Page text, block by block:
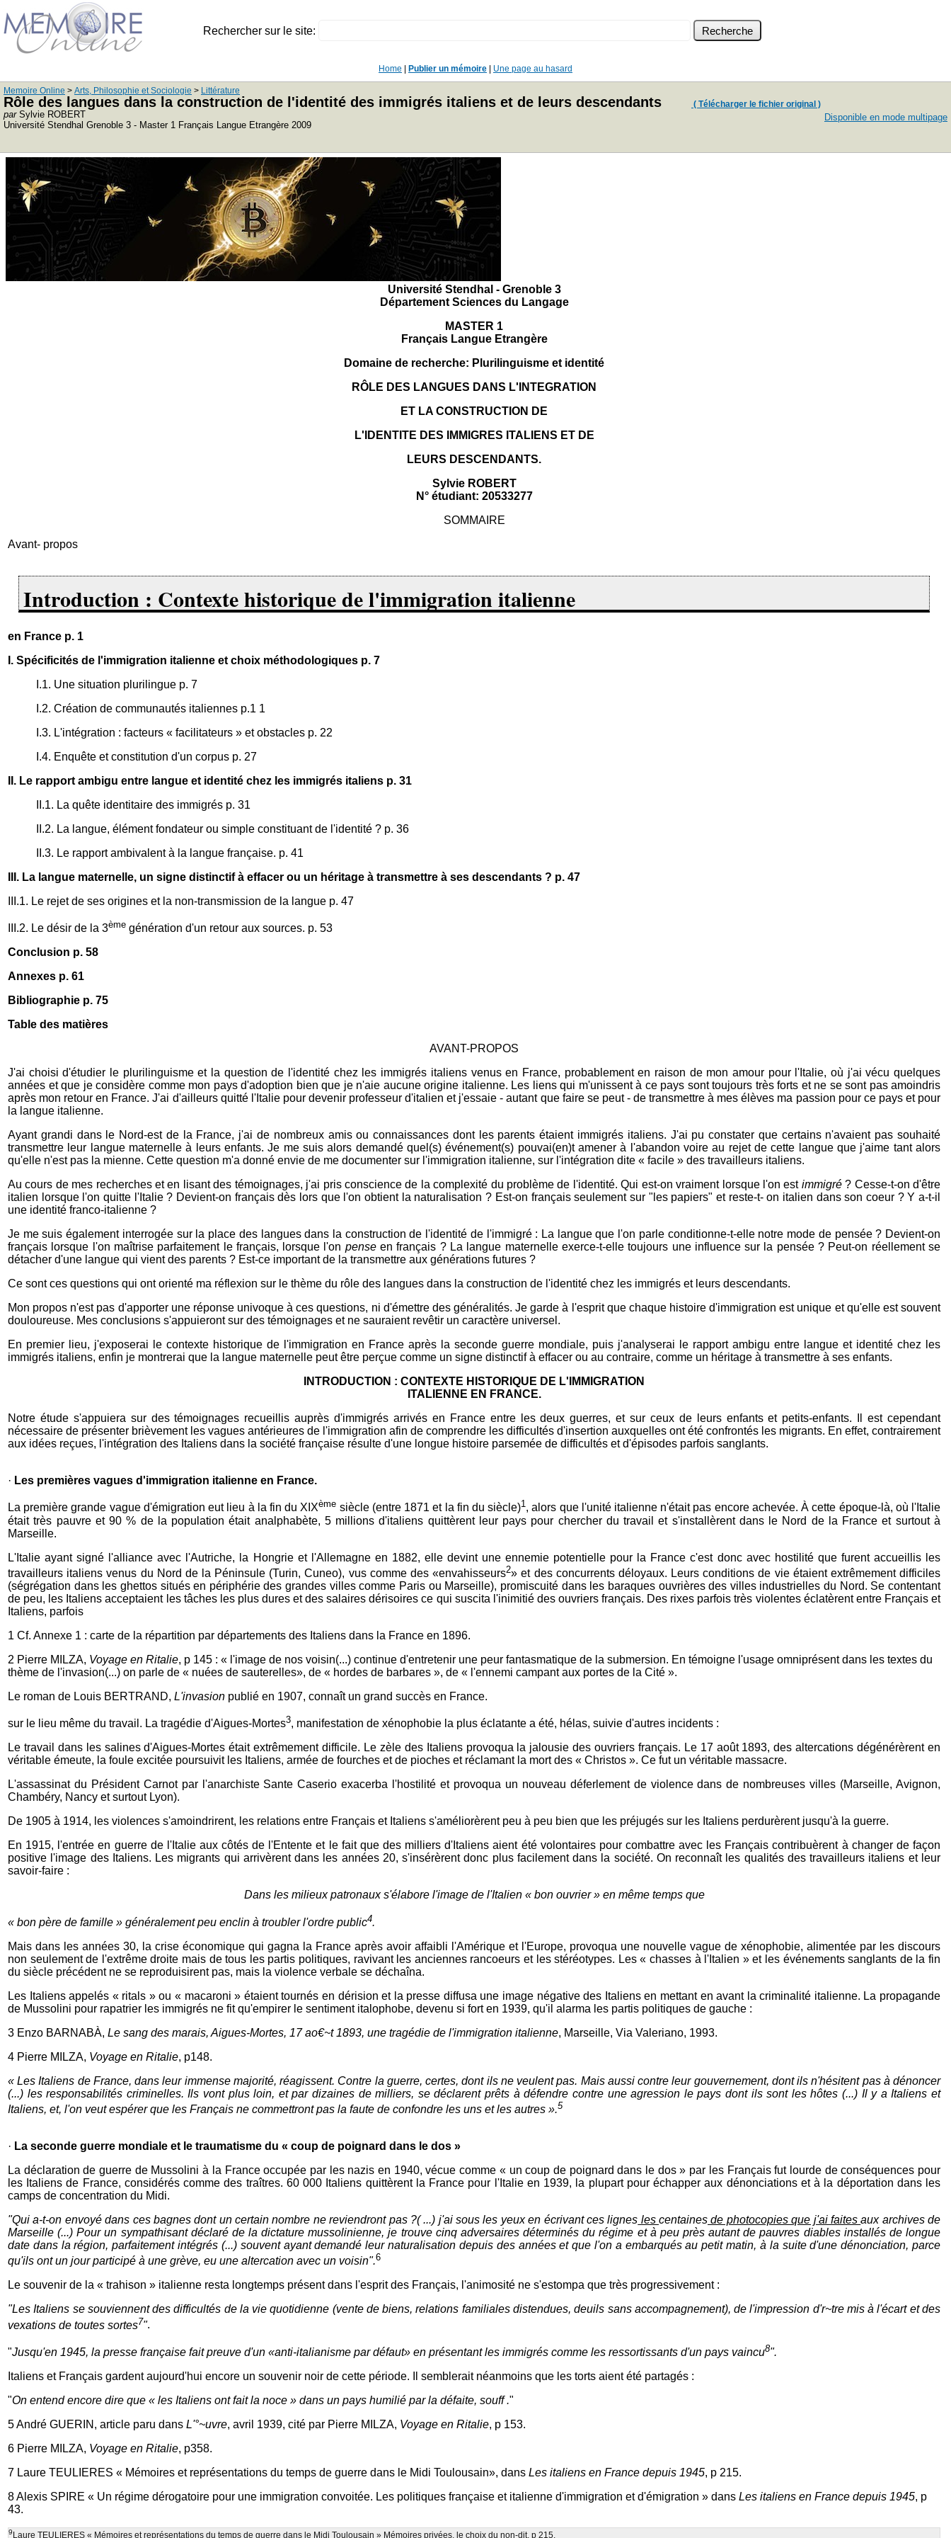
Rechercher sur le site:
Home Publier un mémoire Une page au hasard
Memoire Online > Arts, Philosophie et Sociologie > Littérature
Rôle des langues dans la construction de l'identité des immigrés italiens et de leurs descendants ( Télécharger le fichier original )
parSylvie ROBERT
Université Stendhal Grenoble 3 - Master 1 Français Langue Etrangère 2009
Disponible en mode multipage
Université Stendhal - Grenoble 3
Département Sciences du Langage
MASTER 1
Français Langue Etrangère
Domaine de recherche: Plurilinguisme et identité
RÔLE DES LANGUES DANS L'INTEGRATION
ET LA CONSTRUCTION DE
L'IDENTITE DES IMMIGRES ITALIENS ET DE
LEURS DESCENDANTS.
Sylvie ROBERT
N° étudiant: 20533277
SOMMAIRE
Avant- propos
Introduction : Contexte historique de l'immigration italienne
en France p. 1
I. Spécificités de l'immigration italienne et choix méthodologiques p. 7
I.1. Une situation plurilingue p. 7
I.2. Création de communautés italiennes p.1 1
I.3. L'intégration : facteurs « facilitateurs » et obstacles p. 22
I.4. Enquête et constitution d'un corpus p. 27
II. Le rapport ambigu entre langue et identité chez les immigrés italiens p. 31
II.1. La quête identitaire des immigrés p. 31
II.2. La langue, élément fondateur ou simple constituant de l'identité ? p. 36
II.3. Le rapport ambivalent à la langue française. p. 41
III. La langue maternelle, un signe distinctif à effacer ou un héritage à transmettre à ses descendants ? p. 47
III.1. Le rejet de ses origines et la non-transmission de la langue p. 47
III.2. Le désir de la 3ème génération d'un retour aux sources. p. 53
Conclusion p. 58
Annexes p. 61
Bibliographie p. 75
Table des matières
AVANT-PROPOS
J'ai choisi d'étudier le plurilinguisme et la question de l'identité chez les immigrés italiens venus en France, probablement en raison de mon amour pour l'Italie, où j'ai vécu quelques
années et que je considère comme mon pays d'adoption bien que je n'aie aucune origine italienne. Les liens qui m'unissent à ce pays sont toujours très forts et ne se sont pas amoindris
après mon retour en France. J'ai d'ailleurs quitté l'Italie pour devenir professeur d'italien et j'essaie - autant que faire se peut - de transmettre à mes élèves ma passion pour ce pays et pour
la langue italienne.
Ayant grandi dans le Nord-est de la France, j'ai de nombreux amis ou connaissances dont les parents étaient immigrés italiens. J'ai pu constater que certains n'avaient pas souhaité
transmettre leur langue maternelle à leurs enfants. Je me suis alors demandé quel(s) événement(s) pouvai(en)t amener à l'abandon voire au rejet de cette langue que j'aime tant alors
qu'elle n'est pas la mienne. Cette question m'a donné envie de me documenter sur l'immigration italienne, sur l'intégration dite « facile » des travailleurs italiens.
Au cours de mes recherches et en lisant des témoignages, j'ai pris conscience de la complexité du problème de l'identité. Qui est-on vraiment lorsque l'on est immigré? Cesse-t-on d'être
italien lorsque l'on quitte l'Italie ? Devient-on français dès lors que l'on obtient la naturalisation ? Est-on français seulement sur "les papiers" et reste-t- on italien dans son coeur ? Y a-t-il
une identité franco-italienne ?
Je me suis également interrogée sur la place des langues dans la construction de l'identité de l'immigré : La langue que l'on parle conditionne-t-elle notre mode de pensée ? Devient-on
français lorsque l'on maîtrise parfaitement le français, lorsque l'on penseen français ? La langue maternelle exerce-t-elle toujours une influence sur la pensée ? Peut-on réellement se
détacher d'une langue qui vient des parents ? Est-ce important de la transmettre aux générations futures ?
Ce sont ces questions qui ont orienté ma réflexion sur le thème du rôle des langues dans la construction de l'identité chez les immigrés et leurs descendants.
Mon propos n'est pas d'apporter une réponse univoque à ces questions, ni d'émettre des généralités. Je garde à l'esprit que chaque histoire d'immigration est unique et qu'elle est souvent
douloureuse. Mes conclusions s'appuieront sur des témoignages et ne sauraient revêtir un caractère universel.
En premier lieu, j'exposerai le contexte historique de l'immigration en France après la seconde guerre mondiale, puis j'analyserai le rapport ambigu entre langue et identité chez les
immigrés italiens, enfin je montrerai que la langue maternelle peut être perçue comme un signe distinctif à effacer ou au contraire, comme un héritage à transmettre à ses enfants.
INTRODUCTION : CONTEXTE HISTORIQUE DE L'IMMIGRATION
ITALIENNE EN FRANCE.
Notre étude s'appuiera sur des témoignages recueillis auprès d'immigrés arrivés en France entre les deux guerres, et sur ceux de leurs enfants et petits-enfants. Il est cependant
nécessaire de présenter brièvement les vagues antérieures de l'immigration afin de comprendre les difficultés d'insertion auxquelles ont été confrontés les migrants. En effet, contrairement
aux idées reçues, l'intégration des Italiens dans la société française résulte d'une longue histoire parsemée de difficultés et d'épisodes parfois sanglants.
· Les premières vagues d'immigration italienne en France.
La première grande vague d'émigration eut lieu à la fin du XIXème siècle (entre 1871 et la fin du siècle)1, alors que l'unité italienne n'était pas encore achevée. À cette époque-là, où l'Italie
était très pauvre et 90 % de la population était analphabète, 5 millions d'italiens quittèrent leur pays pour chercher du travail et s'installèrent dans le Nord de la France et surtout à
Marseille.
L'Italie ayant signé l'alliance avec l'Autriche, la Hongrie et l'Allemagne en 1882, elle devint une ennemie potentielle pour la France c'est donc avec hostilité que furent accueillis les
travailleurs italiens venus du Nord de la Péninsule (Turin, Cuneo), vus comme des «envahisseurs2» et des concurrents déloyaux. Leurs conditions de vie étaient extrêmement difficiles
(ségrégation dans les ghettos situés en périphérie des grandes villes comme Paris ou Marseille), promiscuité dans les baraques ouvrières des villes industrielles du Nord. Se contentant
de peu, les Italiens acceptaient les tâches les plus dures et des salaires dérisoires ce qui suscita l'inimitié des ouvriers français. Des rixes parfois très violentes éclatèrent entre Français et
Italiens, parfois
1 Cf. Annexe 1 : carte de la répartition par départements des Italiens dans la France en 1896.
2 Pierre MILZA, Voyage en Ritalie, p 145 : « l'image de nos voisin(...) continue d'entretenir une peur fantasmatique de la submersion. En témoigne l'usage omniprésent dans les textes du
thème de l'invasion(...) on parle de « nuées de sauterelles», de « hordes de barbares », de « l'ennemi campant aux portes de la Cité ».
Le roman de Louis BERTRAND, L'invasion publié en 1907, connaît un grand succès en France.
sur le lieu même du travail. La tragédie d'Aigues-Mortes3, manifestation de xénophobie la plus éclatante a été, hélas, suivie d'autres incidents :
Le travail dans les salines d'Aigues-Mortes était extrêmement difficile. Le zèle des Italiens provoqua la jalousie des ouvriers français. Le 17 août 1893, des altercations dégénérèrent en
véritable émeute, la foule excitée poursuivit les Italiens, armée de fourches et de pioches et réclamant la mort des « Christos ». Ce fut un véritable massacre.
L'assassinat du Président Carnot par l'anarchiste Sante Caserio exacerba l'hostilité et provoqua un nouveau déferlement de violence dans de nombreuses villes (Marseille, Avignon,
Chambéry, Nancy et surtout Lyon).
De 1905 à 1914, les violences s'amoindrirent, les relations entre Français et Italiens s'améliorèrent peu à peu bien que les préjugés sur les Italiens perdurèrent jusqu'à la guerre.
En 1915, l'entrée en guerre de l'Italie aux côtés de l'Entente et le fait que des milliers d'Italiens aient été volontaires pour combattre avec les Français contribuèrent à changer de façon
positive l'image des Italiens. Les migrants qui arrivèrent dans les années 20, s'insérèrent donc plus facilement dans la société. On reconnaît les qualités des travailleurs italiens et leur
savoir-faire :
Dans les milieux patronaux s'élabore l'image de l'Italien « bon ouvrier » en même temps que
« bon père de famille » généralement peu enclin à troubler l'ordre public4.
Mais dans les années 30, la crise économique qui gagna la France après avoir affaibli l'Amérique et l'Europe, provoqua une nouvelle vague de xénophobie, alimentée par les discours
non seulement de l'extrême droite mais de tous les partis politiques, ravivant les anciennes rancoeurs et les stéréotypes. Les « chasses à l'Italien » et les événements sanglants de la fin
du siècle précédent ne se reproduisirent pas, mais la violence verbale se déchaîna.
Les Italiens appelés « ritals » ou « macaroni » étaient tournés en dérision et la presse diffusa une image négative des Italiens en mettant en avant la criminalité italienne. La propagande
de Mussolini pour rapatrier les immigrés ne fit qu'empirer le sentiment italophobe, devenu si fort en 1939, qu'il alarma les partis politiques de gauche :
3 Enzo BARNABÀ, Le sang des marais, Aigues-Mortes, 17 ao€~t 1893, une tragédie de l'immigration italienne, Marseille, Via Valeriano, 1993.
4 Pierre MILZA, Voyage en Ritalie, p148.
« Les Italiens de France, dans leur immense majorité, réagissent. Contre la guerre, certes, dont ils ne veulent pas. Mais aussi contre leur gouvernement, dont ils n'hésitent pas à dénoncer
(...) les responsabilités criminelles. Ils vont plus loin, et par dizaines de milliers, se déclarent prêts à défendre contre une agression le pays dont ils sont les hôtes (...) Il y a Italiens et
Italiens, et, l'on veut espérer que les Français ne commettront pas la faute de confondre les uns et les autres ».5
· La seconde guerre mondiale et le traumatisme du « coup de poignard dans le dos »
La déclaration de guerre de Mussolini à la France occupée par les nazis en 1940, vécue comme « un coup de poignard dans le dos » par les Français fut lourde de conséquences pour
les Italiens de France, considérés comme des traîtres. 60 000 Italiens quittèrent la France pour l'Italie en 1939, la plupart pour échapper aux dénonciations et à la déportation dans les
camps de concentration du Midi.
"Qui a-t-on envoyé dans ces bagnes dont un certain nombre ne reviendront pas ?( ...) j'ai sous les yeux en écrivant ces lignes les centaines de photocopies que j'ai faitesaux archives de
Marseille (...) Pour un sympathisant déclaré de la dictature mussolinienne, je trouve cinq adversaires déterminés du régime et à peu près autant de pauvres diables installés de longue
date dans la région, parfaitement intégrés (...) souvent ayant demandé leur naturalisation depuis des années et que l'on a embarqués au petit matin, à la suite d'une dénonciation, parce
qu'ils ont un jour participé à une grève, eu une altercation avec un voisin".6
Le souvenir de la « trahison » italienne resta longtemps présent dans l'esprit des Français, l'animosité ne s'estompa que très progressivement :
"Les Italiens se souviennent des difficultés de la vie quotidienne (vente de biens, relations familiales distendues, deuils sans accompagnement), de l'impression d'r~tre mis à l'écart et des
vexations de toutes sortes7".
"Jusqu'en 1945, la presse française fait preuve d'un «anti-italianisme par défaut» en présentant les immigrés comme les ressortissants d'un pays vaincu8".
Italiens et Français gardent aujourd'hui encore un souvenir noir de cette période. Il semblerait néanmoins que les torts aient été partagés :
"On entend encore dire que « les Italiens ont fait la noce » dans un pays humilié par la défaite, souff ."
5 André GUERIN, article paru dans L'°~uvre, avril 1939, cité par Pierre MILZA, Voyage en Ritalie, p 153.
6 Pierre MILZA, Voyage en Ritalie, p358.
7 Laure TEULIERES « Mémoires et représentations du temps de guerre dans le Midi Toulousain», dans Les italiens en France depuis 1945, p 215.
8 Alexis SPIRE « Un régime dérogatoire pour une immigration convoitée. Les politiques française et italienne d'immigration et d'émigration » dans Les italiens en France depuis 1945, p
43.
9 Laure TEULIERES « Mémoires et représentations du temps de guerre dans le Midi Toulousain » Mémoires privées, le choix du non-dit, p 215.